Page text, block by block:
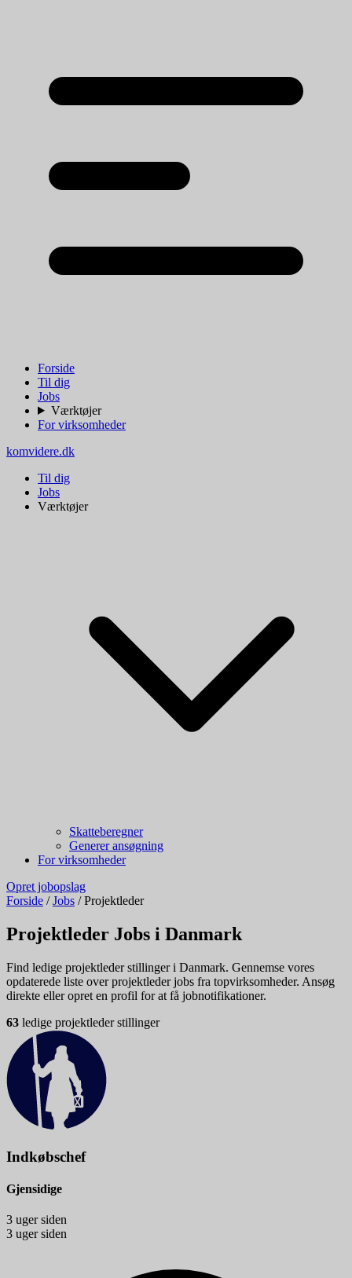
Forside
Til dig
Jobs
Værktøjer
For virksomheder
komvidere.dk
Til dig
Jobs
Værktøjer
Skatteberegner
Generer ansøgning
For virksomheder
Opret jobopslag
Forside / Jobs / Projektleder
Projektleder Jobs i Danmark
Find ledige projektleder stillinger i Danmark. Gennemse vores
opdaterede liste over projektleder jobs fra topvirksomheder. Ansøg
direkte eller opret en profil for at få jobnotifikationer.
63 ledige projektleder stillinger
Indkøbschef
Gjensidige
3 uger siden
3 uger siden